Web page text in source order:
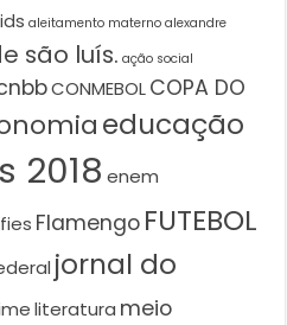
aleitamento materno alexandre
são luís. ação social
CONMEBOLCOPA DO
educação
2018 enem
fies Flamengo FUTEBOL
jornal do
literatura meio